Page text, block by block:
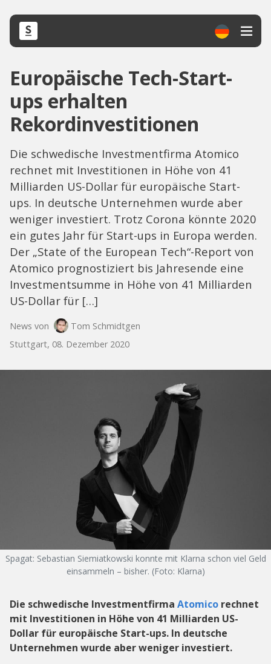
Europäische Tech-Start-
ups erhalten
Rekordinvestitionen
Die schwedische Investmentfirma Atomico
rechnet mit Investitionen in Höhe von 41
Milliarden US-Dollar für europäische Start-
ups. In deutsche Unternehmen wurde aber
weniger investiert. Trotz Corona könnte 2020
ein gutes Jahr für Start-ups in Europa werden.
Der „State of the European Tech“-Report von
Atomico prognostiziert bis Jahresende eine
Investmentsumme in Höhe von 41 Milliarden
US-Dollar für […]
News von
Tom Schmidtgen
Stuttgart, 08. Dezember 2020
Spagat: Sebastian Siemiatkowski konnte mit Klarna schon viel Geld
einsammeln – bisher. (Foto: Klarna)
Die schwedische Investmentfirma Atomico rechnet
mit Investitionen in Höhe von 41 Milliarden US-
Dollar für europäische Start-ups. In deutsche
Unternehmen wurde aber weniger investiert.